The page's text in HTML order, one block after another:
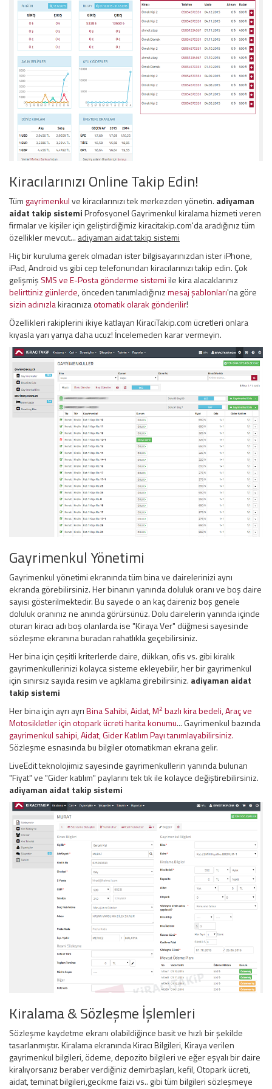
Kiracılarınızı Online Takip Edin!
Tüm gayrimenkulve kiracılarınızı tek merkezden yönetin. adiyaman
aidat takip sistemiProfosyonel Gayrimenkul kiralama hizmeti veren
firmalar ve kişiler için geliştirdiğimiz kiracitakip.com'da aradığınız tüm
özellikler mevcut... adiyaman aidat takip sistemi
Hiç bir kuruluma gerek olmadan ister bilgisayarınızdan ister iPhone,
iPad, Android vs gibi cep telefonundan kiracılarınızı takip edin. Çok
gelişmiş SMS ve E-Posta gönderme sistemiile kira alacaklarınız
belirttiniz günlerde, önceden tanımladığınızmesaj şablonları'na göre
sizin adınızlakiracınızaotomatik olarak gönderilir!
Özellikleri rakiplerini ikiye katlayan KiraciTakip.com ücretleri onlara
kıyasla yarı yarıya daha ucuz! İncelemeden karar vermeyin.
Gayrimenkul Yönetimi
Gayrimenkul yönetimi ekranında tüm bina ve dairelerinizi aynı
ekranda görebilirsiniz. Her binanın yanında doluluk oranı ve boş daire
sayısı gösterilmektedir. Bu sayede o an kaç daireniz boş genele
doluluk oranınız ne anında görürsünüz. Dolu dairelerin yanında içinde
oturan kiracı adı boş olanlarda ise "Kiraya Ver" düğmesi sayesinde
sözleşme ekranına buradan rahatlıkla geçebilirsiniz.
Her bina için çeşitli kriterlerde daire, dükkan, ofis vs. gibi kiralık
gayrimenkullerinizi kolayca sisteme ekleyebilir, her bir gayrimenkul
için sınırsız sayıda resim ve açıklama girebilirsiniz. adiyaman aidat
takip sistemi
Her bina için ayrı ayrıBina Sahibi, Aidat, M2 bazlı kira bedeli, Araç ve
Motosikletler için otopark ücreti harita konumu... Gayrimenkul bazında
gayrimenkul sahipi, Aidat, Gider Katılım Payı tanımlayabilirsiniz.
Sözleşme esnasında bu bilgiler otomatikman ekrana gelir.
LiveEdit teknolojimiz sayesinde gayrimenkullerin yanında bulunan
"Fiyat" ve "Gider katılım" paylarını tek tık ile kolayce değiştirebilirsiniz.
adiyaman aidat takip sistemi
Kiralama & Sözleşme İşlemleri
Sözleşme kaydetme ekranı olabildiğince basit ve hızlı bir şekilde
tasarlanmıştır. Kiralama ekranında Kiracı Bilgileri, Kiraya verilen
gayrimenkul bilgileri, ödeme, depozito bilgileri ve eğer eşyalı bir daire
kiralıyorsanız beraber verdiğiniz demirbaşları, kefil, Otopark ücreti,
aidat, teminat bilgileri,gecikme faizi vs.. gibi tüm bilgileri sözleşmeye